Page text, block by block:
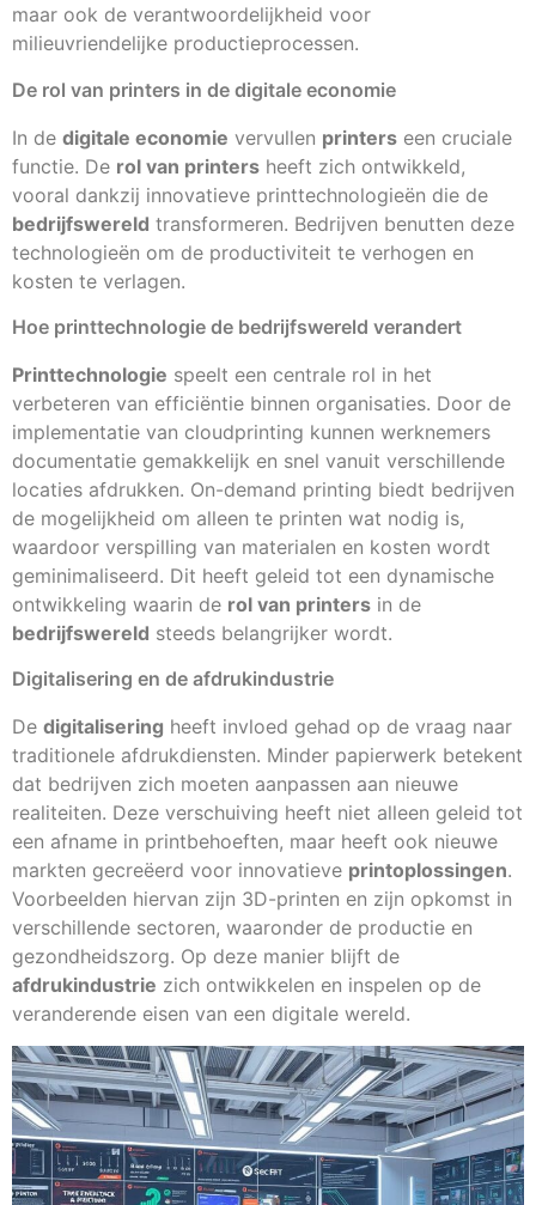
maar ook de verantwoordelijkheid voor
milieuvriendelijke productieprocessen.
De rol van printers in de digitale economie
In de digitale economie vervullen printers een cruciale
functie. De rol van printers heeft zich ontwikkeld,
vooral dankzij innovatieve printtechnologieën die de
bedrijfswereld transformeren. Bedrijven benutten deze
technologieën om de productiviteit te verhogen en
kosten te verlagen.
Hoe printtechnologie de bedrijfswereld verandert
Printtechnologie speelt een centrale rol in het
verbeteren van efficiëntie binnen organisaties. Door de
implementatie van cloudprinting kunnen werknemers
documentatie gemakkelijk en snel vanuit verschillende
locaties afdrukken. On-demand printing biedt bedrijven
de mogelijkheid om alleen te printen wat nodig is,
waardoor verspilling van materialen en kosten wordt
geminimaliseerd. Dit heeft geleid tot een dynamische
ontwikkeling waarin de rol van printers in de
bedrijfswereld steeds belangrijker wordt.
Digitalisering en de afdrukindustrie
De digitalisering heeft invloed gehad op de vraag naar
traditionele afdrukdiensten. Minder papierwerk betekent
dat bedrijven zich moeten aanpassen aan nieuwe
realiteiten. Deze verschuiving heeft niet alleen geleid tot
een afname in printbehoeften, maar heeft ook nieuwe
markten gecreëerd voor innovatieve printoplossingen.
Voorbeelden hiervan zijn 3D-printen en zijn opkomst in
verschillende sectoren, waaronder de productie en
gezondheidszorg. Op deze manier blijft de
afdrukindustrie zich ontwikkelen en inspelen op de
veranderende eisen van een digitale wereld.